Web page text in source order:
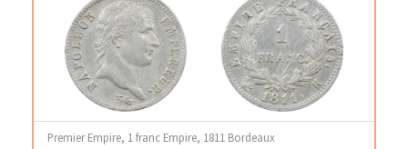
Premier Empire, 1 franc Empire, 1811 Bordeaux